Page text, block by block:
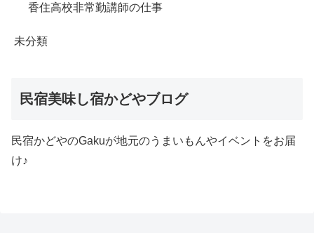
香住高校非常勤講師の仕事
未分類
民宿美味し宿かどやブログ
民宿かどやのGakuが地元のうまいもんやイベントをお届
け♪